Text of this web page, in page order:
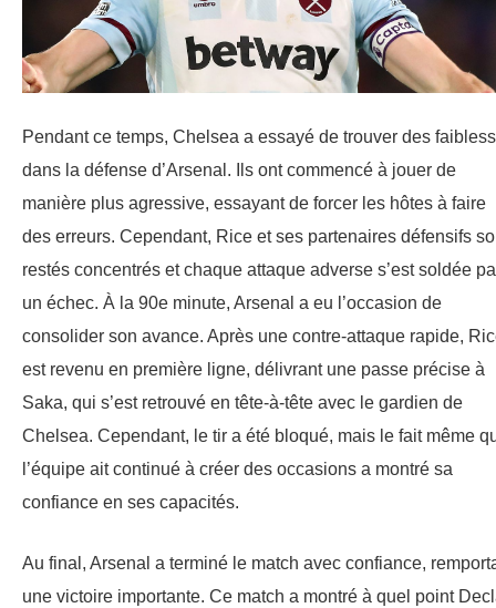
Pendant ce temps, Chelsea a essayé de trouver des
dans la défense d’Arsenal. Ils ont commencé à jouer de
manière plus agressive, essayant de forcer les hôtes à faire
des erreurs. Cependant, Rice et ses partenaires défensifs
restés concentrés et chaque attaque adverse s’est soldée
un échec. À la 90e minute, Arsenal a eu l’occasion de
consolider son avance. Après une contre-attaque rapide,
est revenu en première ligne, délivrant une passe précise à
Saka, qui s’est retrouvé en tête-à-tête avec le gardien de
Chelsea. Cependant, le tir a été bloqué, mais le fait même
l’équipe ait continué à créer des occasions a montré sa
confiance en ses capacités.
Au final, Arsenal a terminé le match avec confiance,
une victoire importante. Ce match a montré à quel point